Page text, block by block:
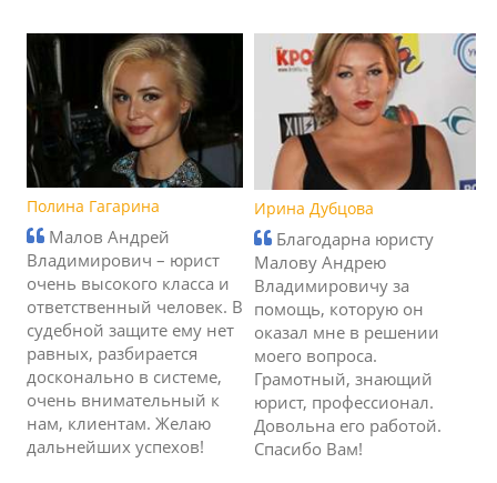
Полина Гагарина
Малов Андрей
Владимирович – юрист
очень высокого класса и
ответственный человек. В
судебной защите ему нет
равных, разбирается
досконально в системе,
очень внимательный к
нам, клиентам. Желаю
дальнейших успехов!
Ирина Дубцова
Благодарна юристу
Малову Андрею
Владимировичу за
помощь, которую он
оказал мне в решении
моего вопроса.
Грамотный, знающий
юрист, профессионал.
Довольна его работой.
Спасибо Вам!